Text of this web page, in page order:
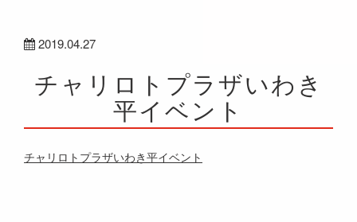
2019.04.27
チャリロトプラザいわき
平イベント
チャリロトプラザいわき平イベント